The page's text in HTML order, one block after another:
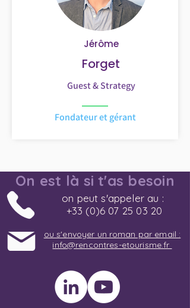
Jérôme
Forget
Guest & Strategy
Fondateur et gérant
On est là si t'as besoin
on peut s'appeler au :
+33 (0)6 07 25 03 20
ou s'envoyer un roman par email :
info@rencontres-etourisme.fr